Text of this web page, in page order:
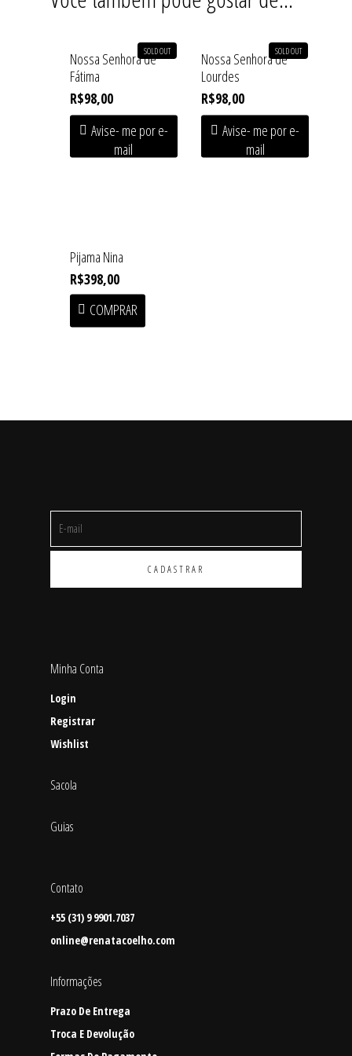
Nossa Senhora de
Fátima
R$98,00
Avise- me por e-
mail
SOLD OUT
Nossa Senhora de
Lourdes
R$98,00
Avise- me por e-
mail
SOLD OUT
Pijama Nina
R$398,00
COMPRAR
Minha Conta
Login
Registrar
Wishlist
Sacola
Guias
Contato
+55 (31) 9 9901.7037
online@renatacoelho.com
Informações
Prazo De Entrega
Troca E Devolução
Casacos
Handmade
Linha Home
Macuco